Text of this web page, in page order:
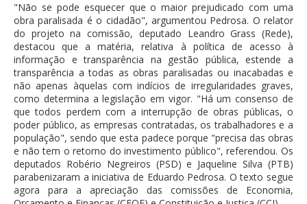
"Não se pode esquecer que o maior prejudicado com uma
obra paralisada é o cidadão", argumentou Pedrosa. O relator
do projeto na comissão, deputado Leandro Grass (Rede),
destacou que a matéria, relativa à política de acesso à
informação e transparência na gestão pública, estende a
transparência a todas as obras paralisadas ou inacabadas e
não apenas àquelas com indícios de irregularidades graves,
como determina a legislação em vigor. "Há um consenso de
que todos perdem com a interrupção de obras públicas, o
poder público, as empresas contratadas, os trabalhadores e a
população", sendo que esta padece porque "precisa das obras
e não tem o retorno do investimento público", referendou. Os
deputados Robério Negreiros (PSD) e Jaqueline Silva (PTB)
parabenizaram a iniciativa de Eduardo Pedrosa. O texto segue
agora para a apreciação das comissões de Economia,